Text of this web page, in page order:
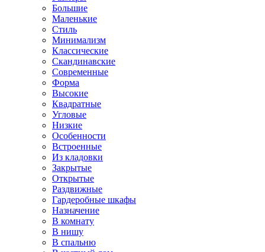
Большие
Маленькие
Стиль
Минимализм
Классические
Скандинавские
Современные
Форма
Высокие
Квадратные
Угловые
Низкие
Особенности
Встроенные
Из кладовки
Закрытые
Открытые
Раздвижные
Гардеробные шкафы
Назначение
В комнату
В нишу
В спальню